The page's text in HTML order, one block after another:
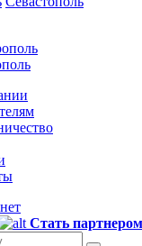
Стать партнером